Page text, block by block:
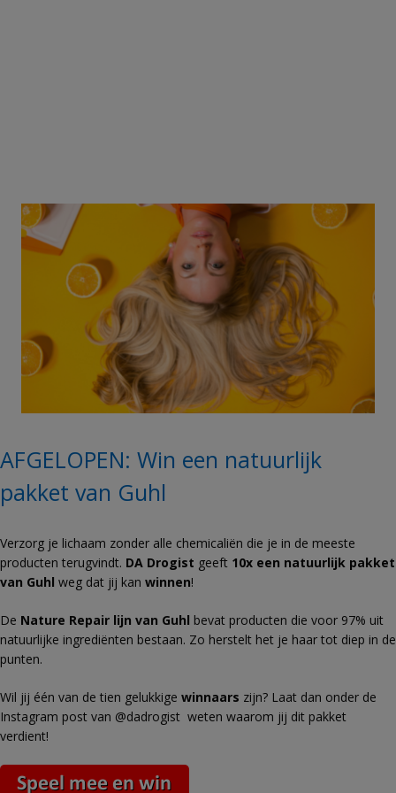
AFGELOPEN: Win een natuurlijk
pakket van Guhl
Verzorg je lichaam zonder alle chemicaliën die je in de meeste
producten terugvindt. DA Drogist geeft 10x een natuurlijk pakket
van Guhl weg dat jij kan winnen!
De Nature Repair lijn van Guhl bevat producten die voor 97% uit
natuurlijke ingrediënten bestaan. Zo herstelt het je haar tot diep in de
punten.
Wil jij één van de tien gelukkige winnaars zijn? Laat dan onder de
Instagram post van @dadrogist weten waarom jij dit pakket
verdient!